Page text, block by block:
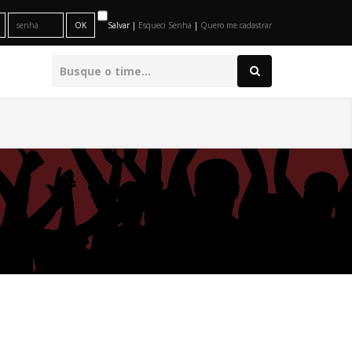
Salvar | Esqueci Senha | Quero me cadastrar